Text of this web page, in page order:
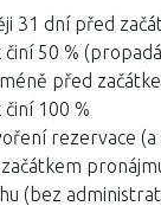
31 dní před
50 %
před
100 %
rezervace (a
(bez